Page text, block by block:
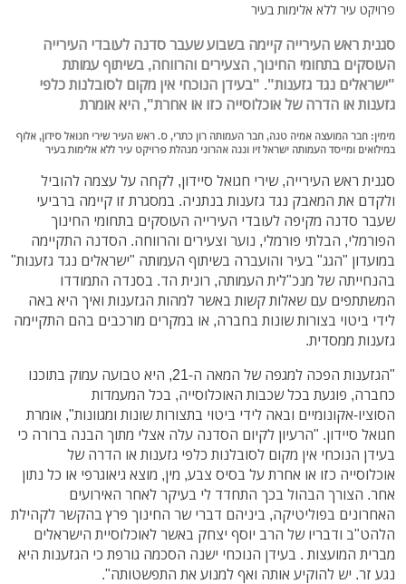
פרויקט עיר ללא אלימות בעיר
סגנית ראש העירייה קיימה בשבוע שעבר סדנה לעובדי העירייה
העוסקים בתחומי החינוך, הצעירים והרווחה, בשיתוף עמותת
"ישראלים נגד גזענות". "בעידן הנוכחי אין מקום לסובלנות כלפי
גזענות או הדרה של אוכלוסייה כזו או אחרת", היא אומרת
מימין: חבר המועצה אמיה טגה, חבר העמותה רון כתרי, ס. ראש העיר שירי חגואל סידון, אלוף
במילואים ומייסד העמותה ישראל זיו ונגה אהרוני מנהלת פרויקט עיר ללא אלימות בעיר
סגנית ראש העירייה, שירי חגואל סיידון, לקחה על עצמה להוביל
ולקדם את המאבק נגד גזענות בנתניה. במסגרת זו קיימה ברביעי
שעבר סדנה מקיפה לעובדי העירייה העוסקים בתחומי החינוך
הפורמלי, הבלתי פורמלי, נוער וצעירים והרווחה. הסדנה התקיימה
במועדון "הגג" בעיר והועברה בשיתוף העמותה "ישראלים נגד גזענות"
בהנחייתה של מנכ"לית העמותה, רונית הד. בסנדה התמודדו
המשתתפים עם שאלות קשות באשר למהות הגזענות ואיך היא באה
לידי ביטוי בצורות שונות בחברה, או במקרים מורכבים בהם התקיימה
גזענות ממסדית.
"הגזענות הפכה למגפה של המאה ה-21, היא טבועה עמוק בתוכנו
כחברה, פוגעת בכל שכבות האוכלוסייה, בכל המעמדות
הסוציו-‏אקונומיים ובאה לידי ביטוי בתצורות שונות ומגוונות", אומרת
חגואל סיידון. "הרעיון לקיום הסדנה עלה אצלי מתוך הבנה ברורה כי
בעידן הנוכחי אין מקום לסובלנות כלפי גזענות או הדרה של
אוכלוסייה כזו או אחרת על בסיס צבע, מין, מוצא גיאוגרפי או כל נתון
אחר. הצורך הבהול בכך התחדד לי בעיקר לאחר האירועים
האחרונים בפוליטיקה, ביניהם דברי שר החינוך פרץ בהקשר לקהילת
הלהט"ב ודבריו של הרב יוסף יצחק באשר לאוכלוסיית הישראלים
מברית המועצות . בעידן הנוכחי ישנה הסכמה גורפת כי הגזענות היא
נגע זר. יש להוקיע אותה ואף למנוע את התפשטותה".